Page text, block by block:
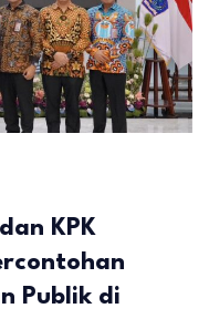
KPK
Publik di